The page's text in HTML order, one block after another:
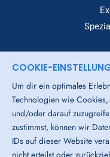
COOKIE-
Um dir ein optimales
Technologien wie
und/oder darauf
zustimmst, können wir
IDs auf dieser Website
nicht erteilst oder